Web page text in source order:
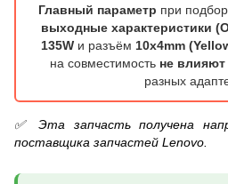
Главный параметр при
выходные характеристики
135Wи разъём 10х4mm
на совместимость не влияют
разных
✅ Эта запчасть получена
поставщика запчастей Lenovo.